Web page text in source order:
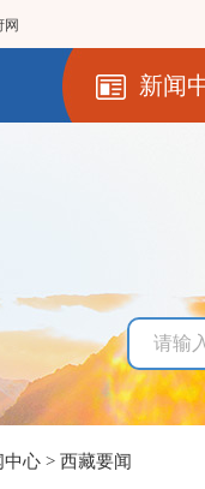
网
新闻
中心 > 西藏要闻